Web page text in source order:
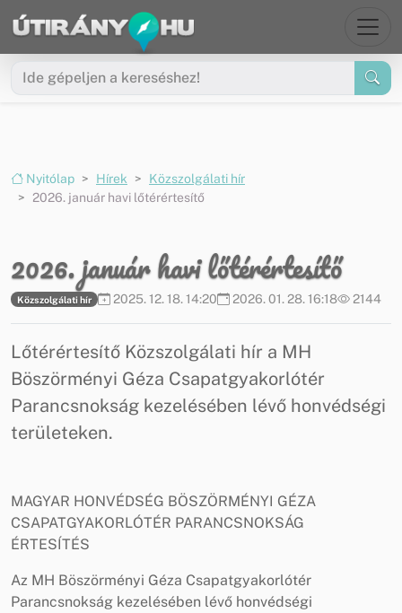
Ugrás a menüre
Ugrás a tartalomra
Nyitólap Hírek
Közszolgálati hír
2026. január havi lőtérértesítő
2026. január havi lőtérértesítő
Közszolgálati hír 2025. 12. 18. 14:20 2026. 01. 28. 16:18 2144
Lőtérértesítő Közszolgálati hír a MH
Böszörményi Géza Csapatgyakorlótér
Parancsnokság kezelésében lévő honvédségi
területeken.
MAGYAR HONVÉDSÉG BÖSZÖRMÉNYI GÉZA
CSAPATGYAKORLÓTÉR PARANCSNOKSÁG
ÉRTESÍTÉS
Az MH Böszörményi Géza Csapatgyakorlótér
Parancsnokság kezelésében lévő honvédségi